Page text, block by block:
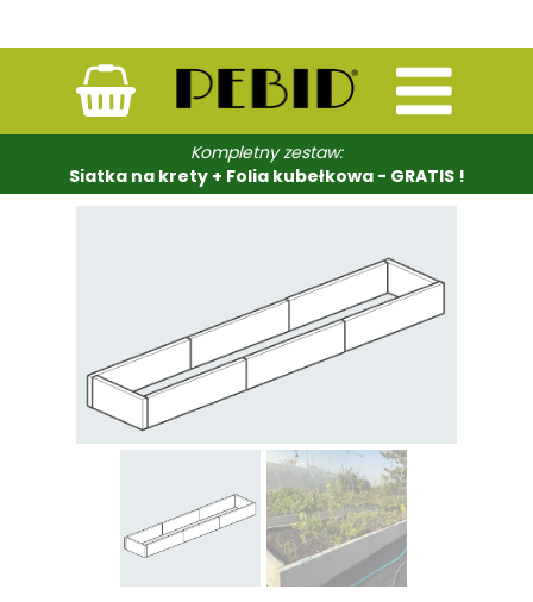
Kompletny zestaw:
Siatka na krety + Folia kubełkowa - GRATIS !